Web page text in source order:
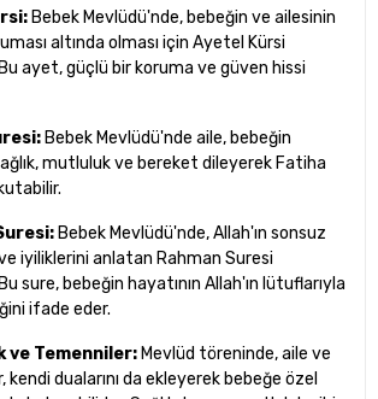
Bebek Mevlüdü'nde, bebeğin ve ailesinin
altında olması için Ayetel Kürsi
ayet, güçlü bir koruma ve güven hissi
Bebek Mevlüdü'nde aile, bebeğin
mutluluk ve bereket dileyerek Fatiha
Bebek Mevlüdü'nde, Allah'ın sonsuz
iyiliklerini anlatan Rahman Suresi
sure, bebeğin hayatının Allah'ın lütuflarıyla
ifade eder.
ve Temenniler: Mevlüd töreninde, aile ve
kendi dualarını da ekleyerek bebeğe özel